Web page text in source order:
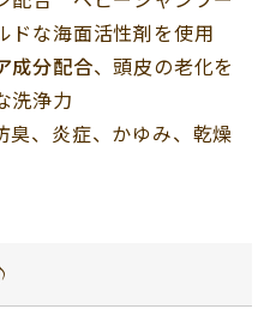
ドな海面活性剤を使用
成分配合、頭皮の老化を
洗浄力
臭、炎症、かゆみ、乾燥